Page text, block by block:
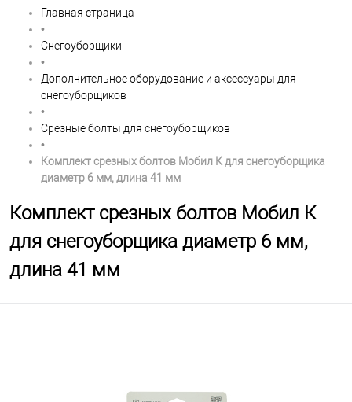
Главная страница
•
Снегоуборщики
•
Дополнительное оборудование и аксессуары для
cнегоуборщиков
•
Срезные болты для снегоуборщиков
•
Комплект срезных болтов Мобил К для снегоуборщика
диаметр 6 мм, длина 41 мм
Комплект срезных болтов Мобил К
для снегоуборщика диаметр 6 мм,
длина 41 мм